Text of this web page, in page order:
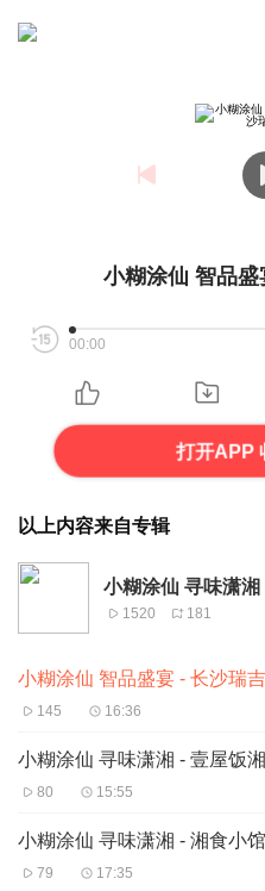
小糊涂仙 智品
00:00
打开APP
以上内容来自专辑
小糊涂仙 寻味潇湘
1520 181
小糊涂仙 智品盛宴 - 长沙瑞
145 16:36
小糊涂仙 寻味潇湘 - 壹屋饭湘
80 15:55
小糊涂仙 寻味潇湘 - 湘食小馆
79 17:35